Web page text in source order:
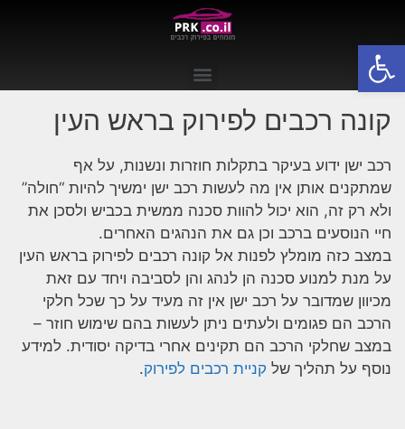
פתח סרגל נגישות
קונה רכבים לפירוק בראש העין
רכב ישן ידוע בעיקר בתקלות חוזרות ונשנות, על אף
שמתקנים אותן אין מה לעשות רכב ישן ימשיך להיות “חולה”
ולא רק זה, הוא יכול להוות סכנה ממשית בכביש ולסכן את
חיי הנוסעים ברכב וכן גם את הנהגים האחרים.
במצב כזה מומלץ לפנות אל קונה רכבים לפירוק בראש העין
על מנת למנוע סכנה הן לנהג והן לסביבה ויחד עם זאת
מכיוון שמדובר על רכב ישן אין זה מעיד על כך שכל חלקי
הרכב הם פגומים ולעתים ניתן לעשות בהם שימוש חוזר –
במצב שחלקי הרכב הם תקינים אחרי בדיקה יסודית. למידע
נוסף על תהליך של קניית רכבים לפירוק.